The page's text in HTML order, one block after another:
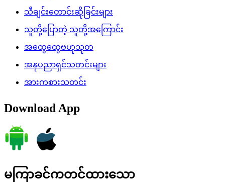
သီချင်းတောင်းဆိုခြင်းများ
သူတို့ပြောတဲ့ သူတို့အကြောင်း
အထွေထွေဗဟုသုတ
အနုပညာရှင်သတင်းများ
အားကစားသတင်း
Download App
မကြာခင်ကတင်ထားသော